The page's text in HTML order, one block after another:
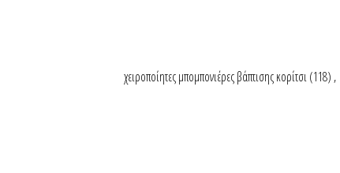
χειροποίητες μπομπονιέρες βάπτισης κορίτσι (118) ,